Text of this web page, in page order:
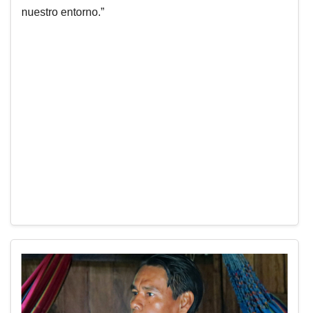
nuestro entorno.”